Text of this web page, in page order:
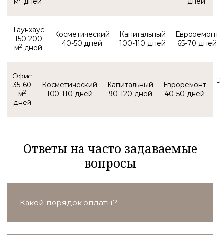
Таунхаус
150-200
м2 40-50 100-110 65-70
Офис
35-60
м2 100-110 90-120 40-50
Ответы на часто задаваемые
вопросы
Какой порядок оплаты?